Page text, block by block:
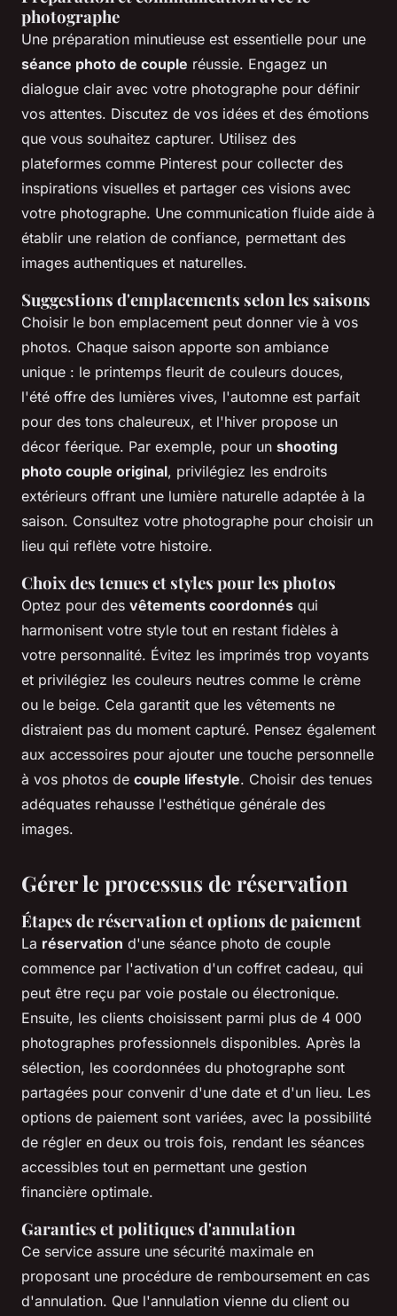
photographe
Une préparation minutieuse est essentielle pour une
séance photo de couple réussie. Engagez un
dialogue clair avec votre photographe pour définir
vos attentes. Discutez de vos idées et des émotions
que vous souhaitez capturer. Utilisez des
plateformes comme Pinterest pour collecter des
inspirations visuelles et partager ces visions avec
votre photographe. Une communication fluide aide à
établir une relation de confiance, permettant des
images authentiques et naturelles.
Suggestions d'emplacements selon les saisons
Choisir le bon emplacement peut donner vie à vos
photos. Chaque saison apporte son ambiance
unique : le printemps fleurit de couleurs douces,
l'été offre des lumières vives, l'automne est parfait
pour des tons chaleureux, et l'hiver propose un
décor féerique. Par exemple, pour un shooting
photo couple original, privilégiez les endroits
extérieurs offrant une lumière naturelle adaptée à la
saison. Consultez votre photographe pour choisir un
lieu qui reflète votre histoire.
Choix des tenues et styles pour les photos
Optez pour des vêtements coordonnés qui
harmonisent votre style tout en restant fidèles à
votre personnalité. Évitez les imprimés trop voyants
et privilégiez les couleurs neutres comme le crème
ou le beige. Cela garantit que les vêtements ne
distraient pas du moment capturé. Pensez également
aux accessoires pour ajouter une touche personnelle
à vos photos de couple lifestyle. Choisir des tenues
adéquates rehausse l'esthétique générale des
images.
Gérer le processus de réservation
Étapes de réservation et options de paiement
La réservation d'une séance photo de couple
commence par l'activation d'un coffret cadeau, qui
peut être reçu par voie postale ou électronique.
Ensuite, les clients choisissent parmi plus de 4 000
photographes professionnels disponibles. Après la
sélection, les coordonnées du photographe sont
partagées pour convenir d'une date et d'un lieu. Les
options de paiement sont variées, avec la possibilité
de régler en deux ou trois fois, rendant les séances
accessibles tout en permettant une gestion
financière optimale.
Garanties et politiques d'annulation
Ce service assure une sécurité maximale en
proposant une procédure de remboursement en cas
d'annulation. Que l'annulation vienne du client ou